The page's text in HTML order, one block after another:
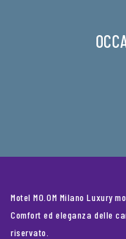
Motel MO.OM Milano Luxury
Comfort ed eleganza delle
riservato.